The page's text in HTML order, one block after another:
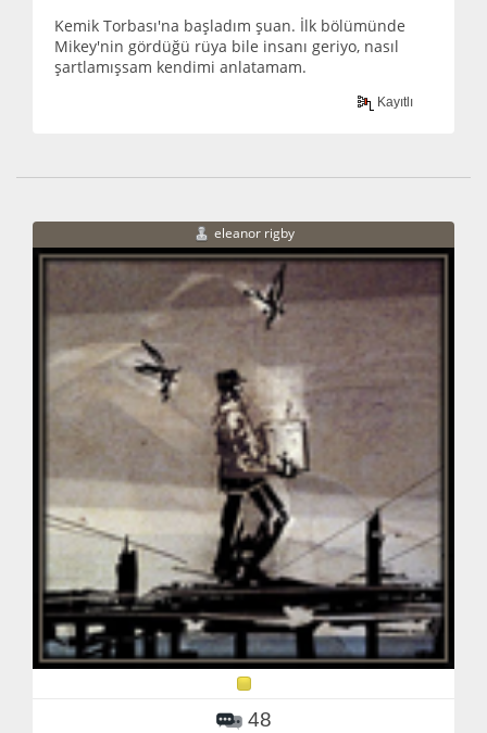
Kemik Torbası'na başladım şuan. İlk bölümünde
Mikey'nin gördüğü rüya bile insanı geriyo, nasıl
şartlamışsam kendimi anlatamam.
Kayıtlı
eleanor rigby
48